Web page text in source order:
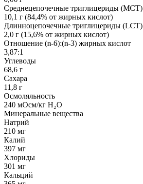
Среднецепочечные триглицериды (MCT)
10,1 г (84,4% от жирных кислот)
Длинноцепочечные триглицериды (LCT)
2,0 г (15,6% от жирных кислот)
Отношение (n-6):(n-3) жирных кислот
3,87:1
Углеводы
68,6 г
Сахара
11,8 г
Осмоляльность
240 мОсм/кг H₂O
Минеральные вещества
Натрий
210 мг
Калий
397 мг
Хлориды
301 мг
Кальций